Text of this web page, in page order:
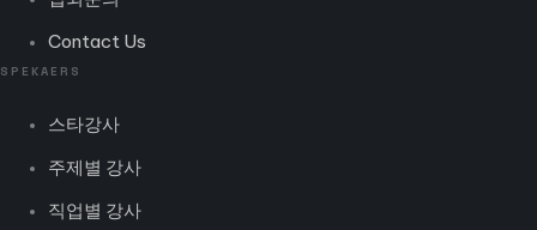
Contact Us
SPEKAERS
스타강사
주제별 강사
직업별 강사